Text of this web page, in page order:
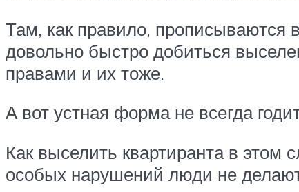
Там, как правило,
довольно быстро добиться
правами и их тоже.
А вот устная форма не всегда
Как выселить квартиранта в этом
особых нарушений люди не